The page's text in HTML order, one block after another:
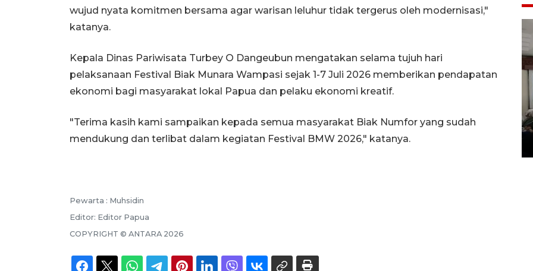
wujud nyata komitmen bersama agar warisan leluhur tidak tergerus oleh modernisasi,"
katanya.
Kepala Dinas Pariwisata Turbey O Dangeubun mengatakan selama tujuh hari
pelaksanaan Festival Biak Munara Wampasi sejak 1-7 Juli 2026 memberikan pendapatan
ekonomi bagi masyarakat lokal Papua dan pelaku ekonomi kreatif.
"Terima kasih kami sampaikan kepada semua masyarakat Biak Numfor yang sudah
mendukung dan terlibat dalam kegiatan Festival BMW 2026," katanya.
Pewarta : Muhsidin
Editor: Editor Papua
COPYRIGHT © ANTARA 2026
Antara Biro Papua
Pendam XVII/Cenderawasih
14 March 2022 15:11 WIB, 2022